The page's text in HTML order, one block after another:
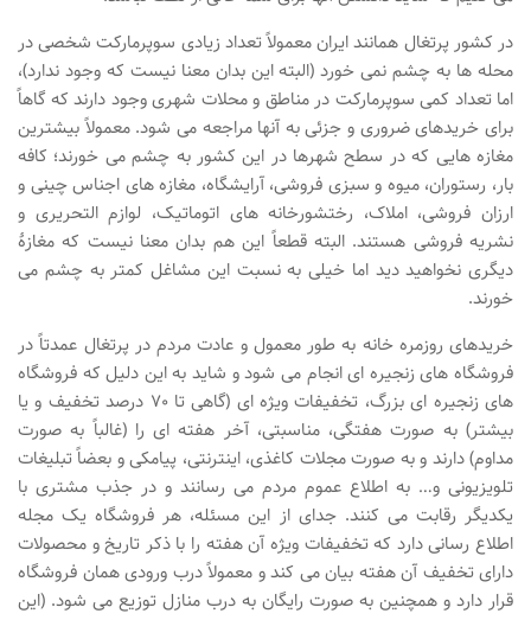
در کشور پرتغال همانند ایران معمولاً تعداد زیادی سوپرمارکت شخصی در
محله ها به چشم نمی خورد (البته این بدان معنا نیست که وجود ندارد)،
اما تعداد کمی سوپرمارکت در مناطق و محلات شهری وجود دارند که گاهاً
برای خریدهای ضروری و جزئی به آنها مراجعه می شود. معمولاً بیشترین
مغازه هایی که در سطح شهرها در این کشور به چشم می خورند؛ کافه
بار، رستوران، میوه و سبزی فروشی، آرایشگاه، مغازه های اجناس چینی و
ارزان فروشی، املاک، رختشورخانه های اتوماتیک، لوازم التحریری و
نشریه فروشی هستند. البته قطعاً این هم بدان معنا نیست که مغازۀ
دیگری نخواهید دید اما خیلی به نسبت این مشاغل کمتر به چشم می
خورند.
خریدهای روزمره خانه به طور معمول و عادت مردم در پرتغال عمدتاً در
فروشگاه های زنجیره ای انجام می شود و شاید به این دلیل که فروشگاه
های زنجیره ای بزرگ، تخفیفات ویژه ای (گاهی تا 70 درصد تخفیف و یا
بیشتر) به صورت هفتگی، مناسبتی، آخر هفته ای را (غالباً به صورت
مداوم) دارند و به صورت مجلات کاغذی، اینترنتی، پیامکی و بعضاً تبلیغات
تلویزیونی و… به اطلاع عموم مردم می رسانند و در جذب مشتری با
یکدیگر رقابت می کنند. جدای از این مسئله، هر فروشگاه یک مجله
اطلاع رسانی دارد که تخفیفات ویژه آن هفته را با ذکر تاریخ و محصولات
دارای تخفیف آن هفته بیان می کند و معمولاً درب ورودی همان فروشگاه
قرار دارد و همچنین به صورت رایگان به درب منازل توزیع می شود. (این